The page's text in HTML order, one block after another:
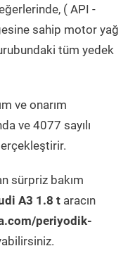
( API -
sahip motor yağ
tüm yedek
ve onarım
ve 4077 sayılı
sürpriz bakım
A3 1.8 t aracın
periyodik-